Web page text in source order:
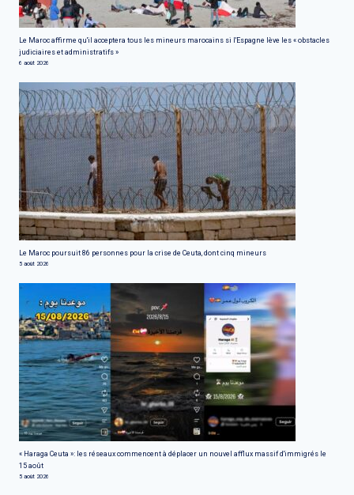
Le Maroc affirme qu'il acceptera tous les mineurs marocains si l'Espagne lève les « obstacles
judiciaires et administratifs »
6 août 2026
Le Maroc poursuit 86 personnes pour la crise de Ceuta, dont cinq mineurs
5 août 2026
« Haraga Ceuta »: les réseaux commencent à déplacer un nouvel afflux massif d'immigrés le
15 août
5 août 2026